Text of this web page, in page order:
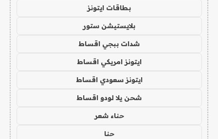
بطاقات ايتونز
بلايستيشن ستور
شدات ببجي اقساط
ايتونز امريكي اقساط
ايتونز سعودي اقساط
شحن يلا لودو اقساط
حناء شعر
حنا